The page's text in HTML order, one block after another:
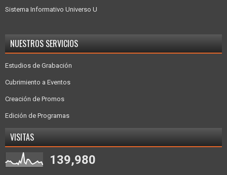
Sistema Informativo Universo U
NUESTROS SERVICIOS
Estudios de Grabación
Cubrimiento a Eventos
Creación de Promos
Edición de Programas
VISITAS
139,980